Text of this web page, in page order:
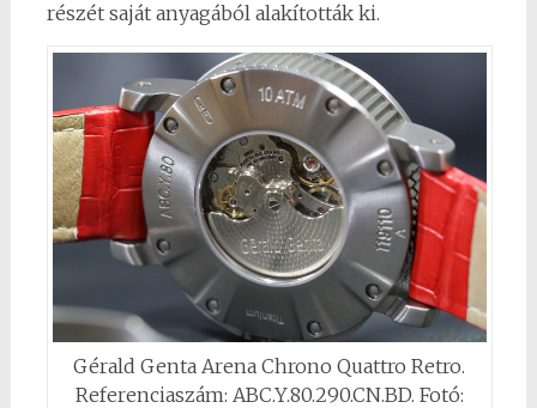
részét saját anyagából alakították ki.
Gérald Genta Arena Chrono Quattro Retro.
Referenciaszám: ABC.Y.80.290.CN.BD. Fotó: